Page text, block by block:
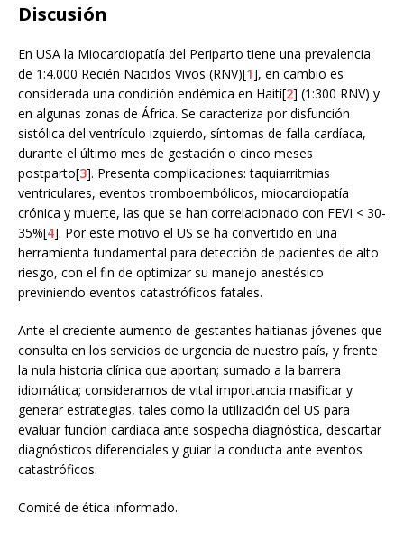
Discusión
En USA la Miocardiopatía del Periparto tiene una prevalencia
de 1:4.000 Recién Nacidos Vivos (RNV)[1], en cambio es
considerada una condición endémica en Haití[2] (1:300 RNV) y
en algunas zonas de África. Se caracteriza por disfunción
sistólica del ventrículo izquierdo, síntomas de falla cardíaca,
durante el último mes de gestación o cinco meses
postparto[3]. Presenta complicaciones: taquiarritmias
ventriculares, eventos tromboembólicos, miocardiopatía
crónica y muerte, las que se han correlacionado con FEVI < 30-
35%[4]. Por este motivo el US se ha convertido en una
herramienta fundamental para detección de pacientes de alto
riesgo, con el fin de optimizar su manejo anestésico
previniendo eventos catastróficos fatales.
Ante el creciente aumento de gestantes haitianas jóvenes que
consulta en los servicios de urgencia de nuestro país, y frente
la nula historia clínica que aportan; sumado a la barrera
idiomática; consideramos de vital importancia masificar y
generar estrategias, tales como la utilización del US para
evaluar función cardiaca ante sospecha diagnóstica, descartar
diagnósticos diferenciales y guiar la conducta ante eventos
catastróficos.
Comité de ética informado.